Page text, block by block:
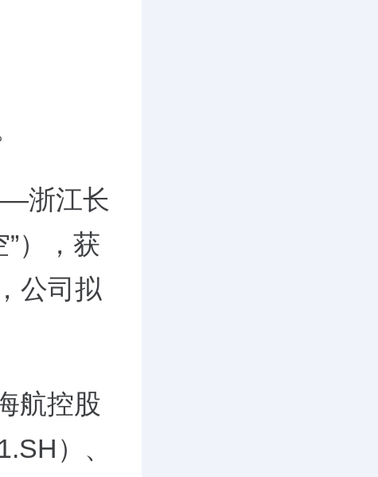
浙江长
），获
公司拟
航控股
）、